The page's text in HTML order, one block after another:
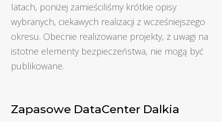
latach, poniżej zamieściliśmy krótkie opisy
wybranych, ciekawych realizacji z wcześniejszego
okresu. Obecnie realizowane projekty, z uwagi na
istotne elementy bezpieczeństwa, nie mogą być
publikowane.
Zapasowe DataCenter Dalkia